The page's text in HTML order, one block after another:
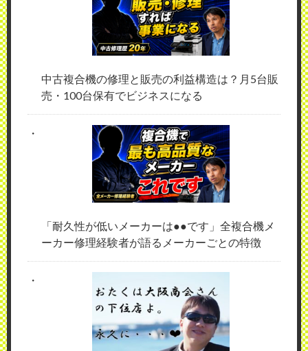
中古複合機の修理と販売の利益構造は？月5台販
売・100台保有でビジネスになる
「耐久性が低いメーカーは●●です」全複合機メ
ーカー修理経験者が語るメーカーごとの特徴